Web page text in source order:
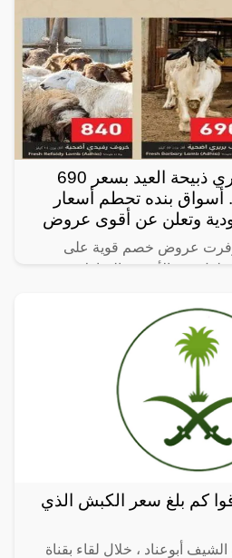
إلحق الفرصة واشتري ذبيحة العيد بسعر 690
بنده تحطم أسعار
وتعلن عن أقوى عروض
وفرت عروض خصم قوية على
حلول عيد الأضحى المبارك،
كم بلغ سعر الكبش الذي
أبوعناد ، خلال لقاء بقناة